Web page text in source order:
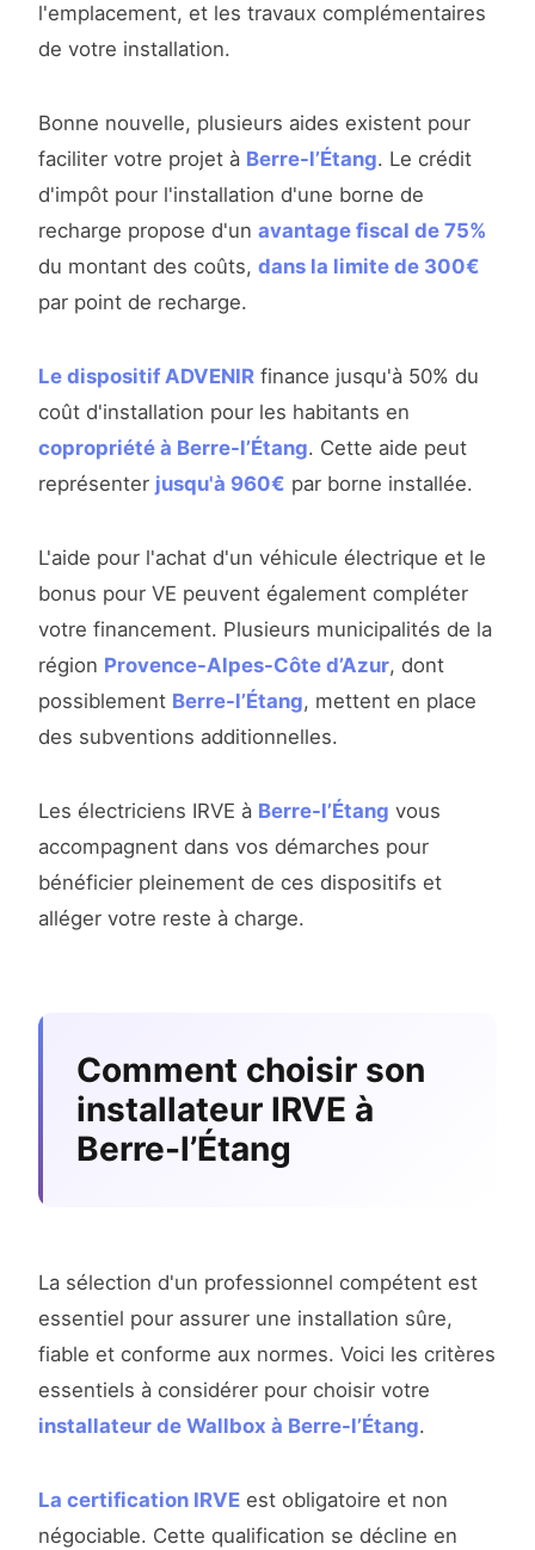
l'emplacement, et les travaux complémentaires
de votre installation.
Bonne nouvelle, plusieurs aides existent pour
faciliter votre projet à Berre-l’Étang. Le crédit
d'impôt pour l'installation d'une borne de
recharge propose d'un avantage fiscal de 75%
du montant des coûts, dans la limite de 300€
par point de recharge.
Le dispositif ADVENIR finance jusqu'à 50% du
coût d'installation pour les habitants en
copropriété à Berre-l’Étang. Cette aide peut
représenter jusqu'à 960€ par borne installée.
L'aide pour l'achat d'un véhicule électrique et le
bonus pour VE peuvent également compléter
votre financement. Plusieurs municipalités de la
région Provence-Alpes-Côte d’Azur, dont
possiblement Berre-l’Étang, mettent en place
des subventions additionnelles.
Les électriciens IRVE à Berre-l’Étang vous
accompagnent dans vos démarches pour
bénéficier pleinement de ces dispositifs et
alléger votre reste à charge.
Comment choisir son
installateur IRVE à
Berre-l’Étang
La sélection d'un professionnel compétent est
essentiel pour assurer une installation sûre,
fiable et conforme aux normes. Voici les critères
essentiels à considérer pour choisir votre
installateur de Wallbox à Berre-l’Étang.
La certification IRVE est obligatoire et non
négociable. Cette qualification se décline en